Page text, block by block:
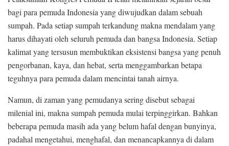
bagi para pemuda Indonesia yang diwujudkan dalam sebuah
sumpah. Pada setiap sumpah terkandung makna mendalam yang
harus dihayati oleh seluruh pemuda dan bangsa Indonesia. Setiap
kalimat yang tersusun membuktikan eksistensi bangsa yang penuh
pengorbanan, kaya, dan hebat, serta menggambarkan betapa
teguhnya para pemuda dalam mencintai tanah airnya.
Namun, di zaman yang pemudanya sering disebut sebagai
milenial ini, makna sumpah pemuda mulai terpinggirkan. Bahkan
beberapa pemuda masih ada yang belum hafal dengan bunyinya,
padahal mengetahui, menghafal, dan menancapkannya di dalam